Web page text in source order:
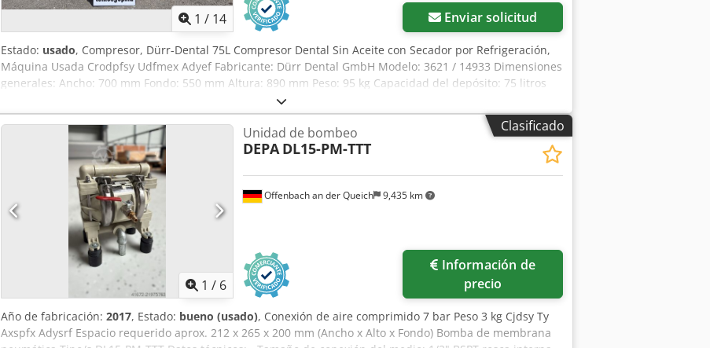
1 / 14 Enviar solicitud
Estado: usado, Compresor, Dürr-Dental 75L Compresor Dental Sin Aceite con Secador por Refrigeración,
Máquina Usada Crodpfsy Udfmex Adyef Fabricante: Dürr Dental GmbH Modelo: 3621 / 14933 Dimensiones
generales: Ancho: 700 mm Fondo: 550 mm Altura: 890 mm Peso: 95 kg Capacidad del depósito: 75 litros
(Fabricante: Silit-Werke) Potencia: 1,5 kW Caudal de aspiración: 235 litros/minuto Presión máxima de
trabajo: 10 bar Velocidad: 1420 rpm Diseño: Unidad compresora de 3 cilindros, monoetapa,
completamente exenta de aceite Año de fabricación: 1983 (construcción pesada de hierro fundido,
extremadamente duradera) Alimentación: 400 V La característica especial de esta unidad es el secador
por refrigeración / unidad de condensación de alta capacidad instalado de fábrica (la torre de serpentín
de cobre montada en el lateral de la máquina), que elimina completamente la humedad del aire
comprimido. Al producir aire comprimido 100% exento de aceite, seco y limpio, este compresor es
perfectamente adecuado para clínicas dentales, laboratorios dentales, aplicaciones
farmacéuticas/laboratorio o incluso para equipos industriales de precisión (como máquinas CNC,
cortadoras láser y de plasma), donde incluso una mínima presencia de humedad o vapor de aceite podría
dañar el sistema.
Clasificado
1 / 6
Offenbach an der Queich 9,435 km
Unidad de bombeo
DEPA DL15-PM-TTT
precio
Año de fabricación: 2017, Estado: bueno (usado), Conexión de aire comprimido 7 bar Peso 3 kg Cjdsy Ty
Axspfx Adysrf Espacio requerido aprox. 212 x 265 x 200 mm (Ancho x Alto x Fondo) Bomba de membrana